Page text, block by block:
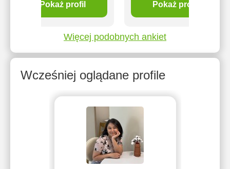
Pokaż profil Pokaż profil
Więcej podobnych ankiet
Wcześniej oglądane profile